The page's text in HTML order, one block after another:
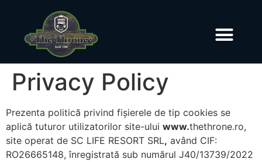
Privacy Policy
Prezenta politică privind fișierele de tip cookies se
aplică tuturor utilizatorilor site-ului www.thethrone.ro,
site operat de SC LIFE RESORT SRL, având CIF:
RO26665148, înregistrată sub numărul J40/13739/2022